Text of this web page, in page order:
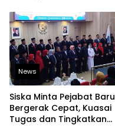
Laporan Warga
News
Siska Minta Pejabat Baru
Bergerak Cepat, Kuasai
Tugas dan Tingkatkan